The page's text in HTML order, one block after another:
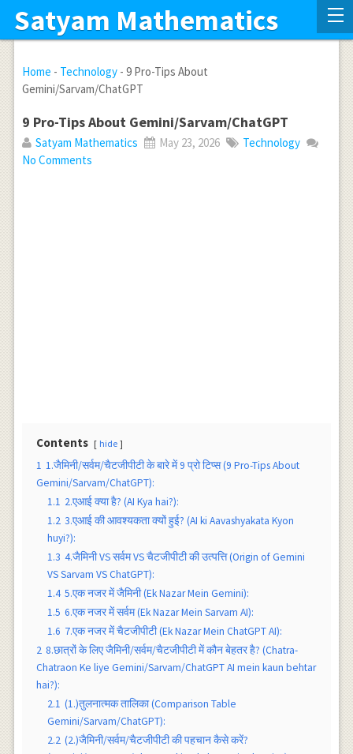
Satyam Mathematics
Home - Technology- 9 Pro-Tips About
Gemini/Sarvam/ChatGPT
9 Pro-Tips About Gemini/Sarvam/ChatGPT
Satyam Mathematics May 23, 2026
Technology
No Comments
Contents hide
1 1.जैमिनी/सर्वम/चैटजीपीटी के बारे में 9 प्रो टिप्स (9 Pro-Tips About
Gemini/Sarvam/ChatGPT):
1.1 2.एआई क्या है? (AI Kya hai?):
1.2 3.एआई की आवश्यकता क्यों हुई? (AI ki Aavashyakata Kyon
huyi?):
1.3 4.जैमिनी VS सर्वम VS चैटजीपीटी की उत्पत्ति (Origin of Gemini
VS Sarvam VS ChatGPT):
1.4 5.एक नजर में जैमिनी (Ek Nazar Mein Gemini):
1.5 6.एक नजर में सर्वम (Ek Nazar Mein Sarvam AI):
1.6 7.एक नजर में चैटजीपीटी (Ek Nazar Mein ChatGPT AI):
2 8.छात्रों के लिए जैमिनी/सर्वम/चैटजीपीटी में कौन बेहतर है? (Chatra-
Chatraon Ke liye Gemini/Sarvam/ChatGPT AI mein kaun behtar
hai?):
2.1 (1.)तुलनात्मक तालिका (Comparison Table
Gemini/Sarvam/ChatGPT):
2.2 (2.)जैमिनी/सर्वम/चैटजीपीटी की पहचान कैसे करें?